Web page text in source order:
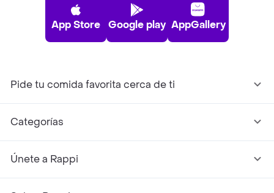
App Store Google play AppGallery
Pide tu comida favorita cerca de ti
Categorías
Únete a Rappi